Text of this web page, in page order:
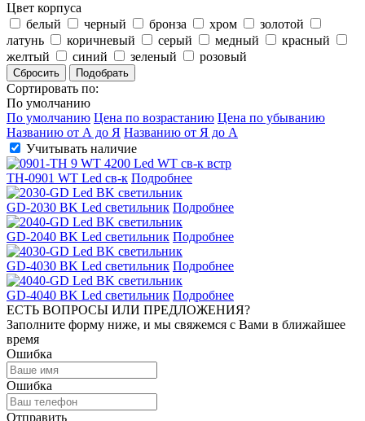
Цвет корпуса
белый
черный бронза хром
золотой
латунь
коричневый серый медный
красный
желтый
синий зеленый розовый
Сбросить Подобрать
Сортировать по:
По умолчанию
По умолчанию Цена по возрастанию Цена по убыванию
Названию от А до Я Названию от Я до А
Учитывать наличие
TH-0901 WT Led св-к Подробнее
GD-2030 BK Led светильник Подробнее
GD-2040 BK Led светильник Подробнее
GD-4030 BK Led светильник Подробнее
GD-4040 BK Led светильник Подробнее
ЕСТЬ ВОПРОСЫ ИЛИ ПРЕДЛОЖЕНИЯ?
Заполните форму ниже, и мы свяжемся с Вами в ближайшее
время
Ошибка
Ошибка
Отправить